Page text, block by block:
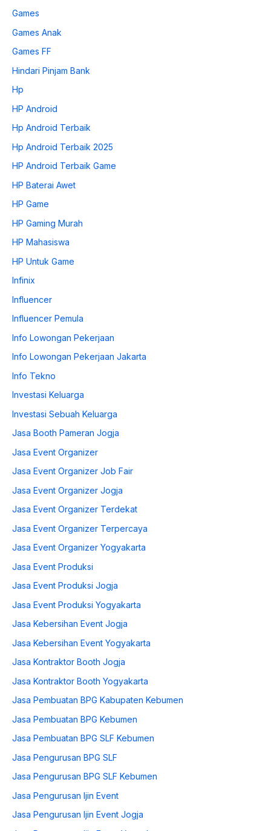
Games
Games Anak
Games FF
Hindari Pinjam Bank
Hp
HP Android
Hp Android Terbaik
Hp Android Terbaik 2025
HP Android Terbaik Game
HP Baterai Awet
HP Game
HP Gaming Murah
HP Mahasiswa
HP Untuk Game
Infinix
Influencer
Influencer Pemula
Info Lowongan Pekerjaan
Info Lowongan Pekerjaan Jakarta
Info Tekno
Investasi Keluarga
Investasi Sebuah Keluarga
Jasa Booth Pameran Jogja
Jasa Event Organizer
Jasa Event Organizer Job Fair
Jasa Event Organizer Jogja
Jasa Event Organizer Terdekat
Jasa Event Organizer Terpercaya
Jasa Event Organizer Yogyakarta
Jasa Event Produksi
Jasa Event Produksi Jogja
Jasa Event Produksi Yogyakarta
Jasa Kebersihan Event Jogja
Jasa Kebersihan Event Yogyakarta
Jasa Kontraktor Booth Jogja
Jasa Kontraktor Booth Yogyakarta
Jasa Pembuatan BPG Kabupaten Kebumen
Jasa Pembuatan BPG Kebumen
Jasa Pembuatan BPG SLF Kebumen
Jasa Pengurusan BPG SLF
Jasa Pengurusan BPG SLF Kebumen
Jasa Pengurusan Ijin Event
Jasa Pengurusan Ijin Event Jogja